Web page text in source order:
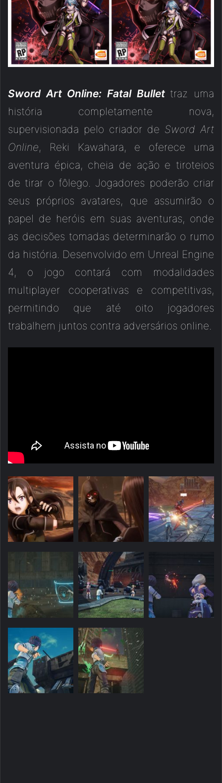
Sword Art Online: Fatal Bullet traz uma
história completamente nova,
supervisionada pelo criador de Sword Art
Online, Reki Kawahara, e oferece uma
aventura épica, cheia de ação e tiroteios
de tirar o fôlego. Jogadores poderão criar
seus próprios avatares, que assumirão o
papel de heróis em suas aventuras, onde
as decisões tomadas determinarão o rumo
da história. Desenvolvido em Unreal Engine
4, o jogo contará com modalidades
multiplayer cooperativas e competitivas,
permitindo que até oito jogadores
trabalhem juntos contra adversários online.